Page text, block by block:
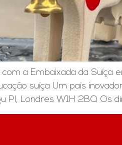
a Embaixada da Suíça
suíça Um país
Pl, Londres W1H 2BQ Os